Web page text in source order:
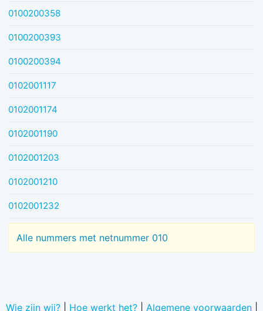
0100200358
0100200393
0100200394
0102001117
0102001174
0102001190
0102001203
0102001210
0102001232
Alle nummers met netnummer 010
Wie zijn wij?| Hoe werkt het?| Algemene voorwaarden|